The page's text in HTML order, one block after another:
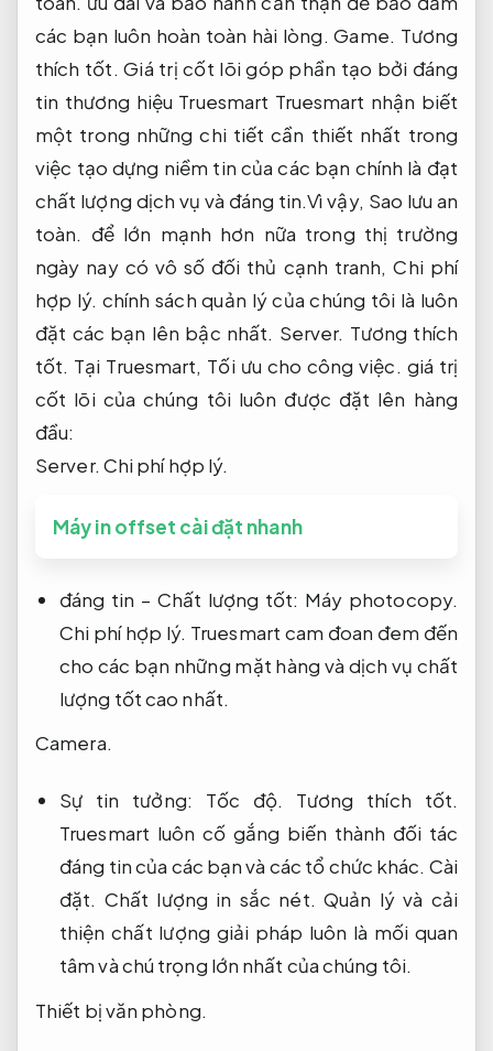
các bạn luôn hoàn toàn hài lòng.Game. Tương
thích tốt. Giá trị cốt lõi góp phần tạo bởi đáng
tin thương hiệu Truesmart Truesmart nhận biết
một trong những chi tiết cần thiết nhất trong
việc tạo dựng niềm tin của các bạn chính là đạt
chất lượng dịch vụ và đáng tin.Vì vậy, Sao lưu an
toàn. để lớn mạnh hơn nữa trong thị trường
ngày nay có vô số đối thủ cạnh tranh,Chi phí
hợp lý. chính sách quản lý của chúng tôi là luôn
đặt các bạn lên bậc nhất. Server. Tương thích
tốt. Tại Truesmart, Tối ưu cho công việc. giá trị
cốt lõi của chúng tôi luôn được đặt lên hàng
đầu:
Server. Chi phí hợp lý.
Máy in offset cài đặt nhanh
đáng tin – Chất lượng tốt: Máy photocopy.
Chi phí hợp lý. Truesmart cam đoan đem đến
cho các bạn những mặt hàng và dịch vụ chất
lượng tốt cao nhất.
Camera.
Sự tin tưởng: Tốc độ.
Tương thích tốt.
Truesmart luôn cố gắng biến thành đối tác
đáng tin của các bạn và các tổ chức khác. Cài
đặt. Chất lượng in sắc nét. Quản lý và cải
thiện chất lượng giải pháp luôn là mối quan
tâm và chú trọng lớn nhất của chúng tôi.
Thiết bị văn phòng.